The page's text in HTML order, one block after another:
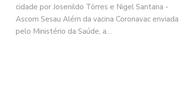
cidade por Josenildo Törres e Nigel Santana -
Ascom Sesau Além da vacina Coronavac enviada
pelo Ministério da Saúde, a…